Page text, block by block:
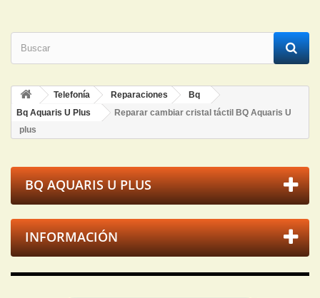
Telefonía Reparaciones
Bq
Bq Aquaris U Plus
Reparar cambiar cristal táctil BQ Aquaris U
plus
BQ AQUARIS U PLUS
INFORMACIÓN